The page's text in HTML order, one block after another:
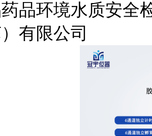
品环境水质安全
有限公司